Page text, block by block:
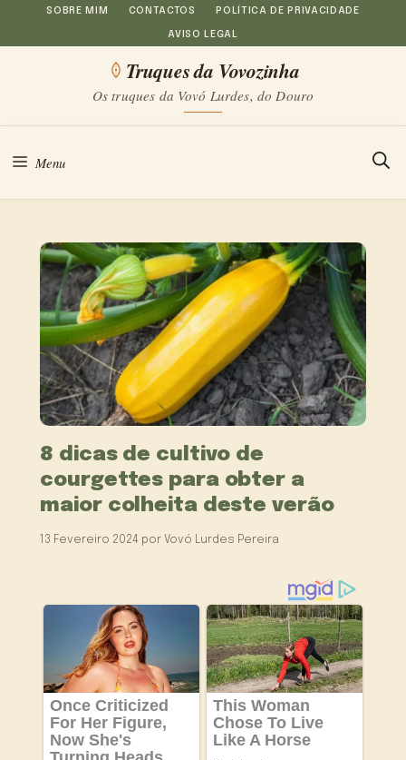
Saltar
para
conteúdo
SOBRE MIM CONTACTOS POLÍTICA DE PRIVACIDADE
AVISO LEGAL
Truques da Vovozinha
Os truques da Vovó Lurdes, do Douro
Menu
8 dicas de cultivo de
courgettes para obter a
maior colheita deste verão
13 Fevereiro 2024 por Vovó Lurdes Pereira